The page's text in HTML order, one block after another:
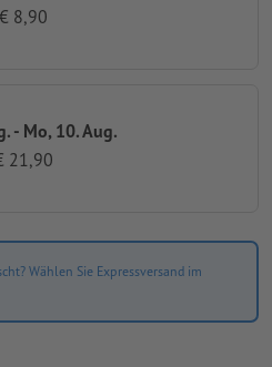
€ 8,90
- Mo, 10. Aug.
21,90
Wählen Sie Expressversand im